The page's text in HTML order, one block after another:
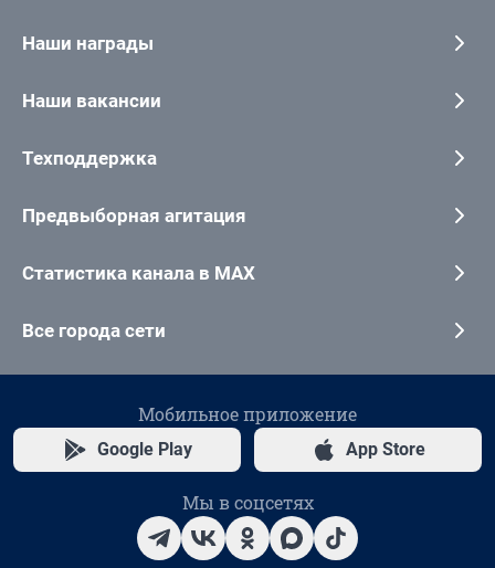
Наши награды
Наши вакансии
Техподдержка
Предвыборная агитация
Статистика канала в MAX
Все города сети
Мобильное приложение
Google Play App Store
Мы в соцсетях